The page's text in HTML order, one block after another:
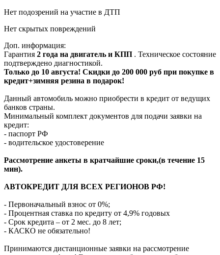
Нет подозрений на участие в ДТП
Нет скрытых повреждений
Доп. информация:
Гарантия 2 года на двигатель и КПП . Техническое состояние
подтверждено диагностикой.
Только до 10 августа! Скидки до 200 000 руб при покупке в
кредит+зимняя резина в подарок!
Данный автомобиль можно приобрести в кредит от ведущих
банков страны.
Минимальный комплект документов для подачи заявки на
кредит:
- паспорт РФ
- водительское удостоверение
Рассмотрение анкеты в кратчайшие сроки,(в течение 15
мин).
АВТОКРЕДИТ ДЛЯ ВСЕХ РЕГИОНОВ РФ!
- Первоначальный взнос от 0%;
- Процентная ставка по кредиту от 4,9% годовых
- Срок кредита – от 2 мес. до 8 лет;
- КАСКО не обязательно!
Принимаются дистанционные заявки на рассмотрение